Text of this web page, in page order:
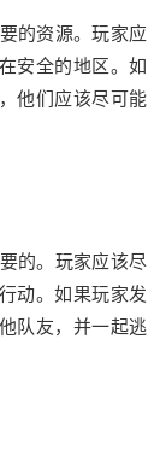
的资源。玩家应
安全的地区。如
他们应该尽可能
的。玩家应该尽
动。如果玩家发
队友，并一起逃